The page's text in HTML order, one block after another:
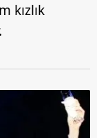
kızlık